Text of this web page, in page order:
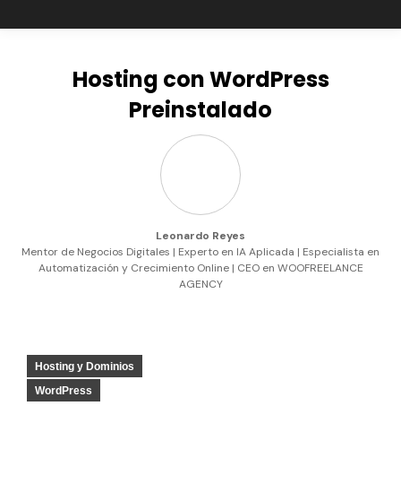
Hosting con WordPress
Preinstalado
Leonardo Reyes
Mentor de Negocios Digitales | Experto en IA Aplicada | Especialista en
Automatización y Crecimiento Online | CEO en WOOFREELANCE
AGENCY
Hosting y Dominios
WordPress